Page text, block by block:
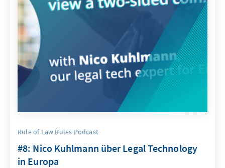
Rule of Law Rules Podcast
#8: Nico Kuhlmann über Legal Technology
in Europa